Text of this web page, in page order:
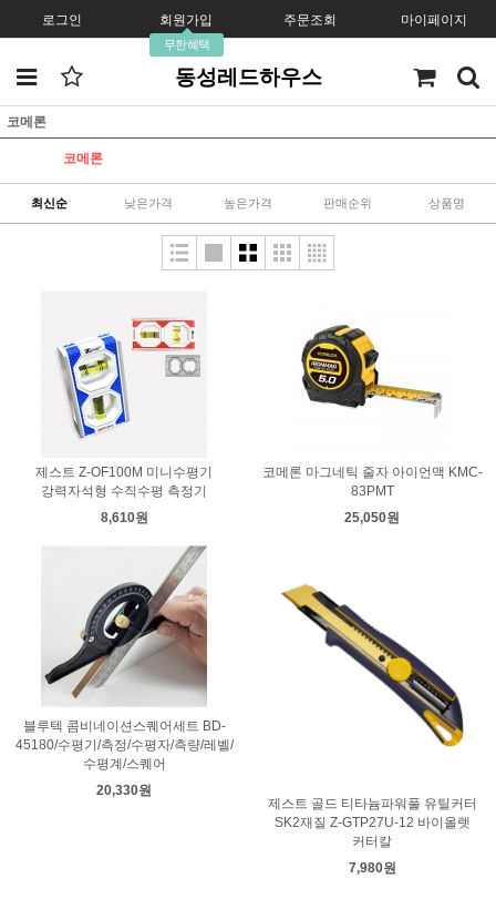
로그인 회원가입
무한혜택
주문조회 마이페이지
동성레드하우스
코메론
코메론
최신순 낮은가격 높은가격 판매순위 상품명
제스트 Z-OF100M 미니수평기
강력자석형 수직수평 측정기
8,610원
코메론 마그네틱 줄자 아이언맥 KMC-
83PMT
25,050원
블루텍 콤비네이션스퀘어세트 BD-
45180/수평기/측정/수평자/측량/레벨/
수평계/스퀘어
20,330원
제스트 골드 티타늄파워풀 유틸커터
SK2재질 Z-GTP27U-12 바이올렛
커터칼
7,980원